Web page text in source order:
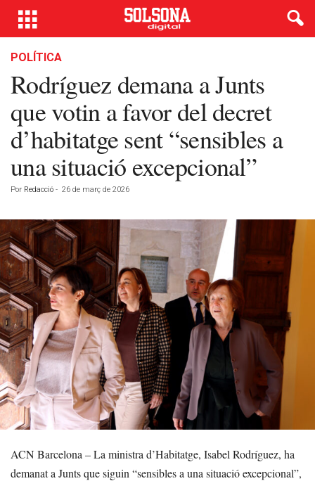
POLÍTICA
Rodríguez demana a Junts
que votin a favor del decret
d’habitatge sent “sensibles a
una situació excepcional”
Por Redacció - 26 de març de 2026
ACN Barcelona – La ministra d’Habitatge, Isabel Rodríguez, ha
demanat a Junts que siguin “sensibles a una situació excepcional”,